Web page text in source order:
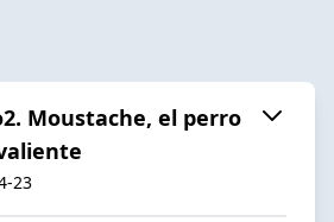
Moustache, el perro
23